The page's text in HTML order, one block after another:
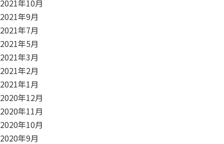
2021年10月
2021年9月
2021年7月
2021年5月
2021年3月
2021年2月
2021年1月
2020年12月
2020年11月
2020年10月
2020年9月